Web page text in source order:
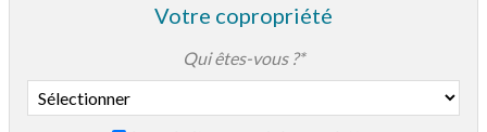
Votre copropriété
Qui êtes-vous ?*